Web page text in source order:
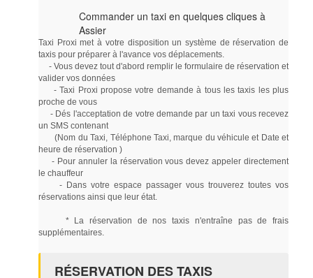
Commander un taxi en quelques cliques à
Assier
Taxi Proxi met à votre disposition un système de réservation de
taxis pour préparer à l'avance vos déplacements.
- Vous devez tout d'abord remplir le formulaire de réservation et
valider vos données
- Taxi Proxi propose votre demande à tous les taxis les plus
proche de vous
- Dés l'acceptation de votre demande par un taxi vous recevez
un SMS contenant
(Nom du Taxi, Téléphone Taxi, marque du véhicule et Date et
heure de réservation )
- Pour annuler la réservation vous devez appeler directement
le chauffeur
- Dans votre espace passager vous trouverez toutes vos
réservations ainsi que leur état.
* La réservation de nos taxis n'entraîne pas de frais
supplémentaires.
RÉSERVATION DES TAXIS